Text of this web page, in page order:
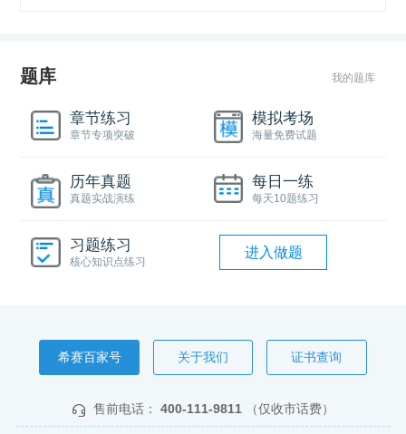
题库 我的题库
章节练习
章节专项突破
模拟考场
海量免费试题
历年真题
真题实战演练
每日一练
每天10题练习
习题练习
核心知识点练习
进入做题
希赛百家号 关于我们 证书查询
售前电话： 400-111-9811 （仅收市话费）